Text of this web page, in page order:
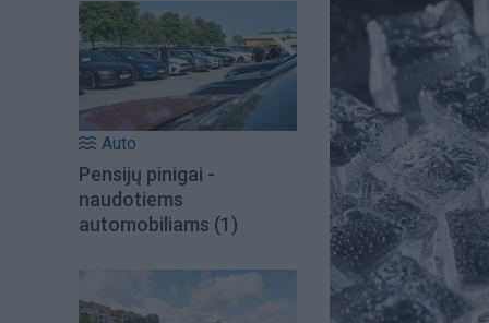
Auto
Pensijų pinigai -
naudotiems
automobiliams (1)